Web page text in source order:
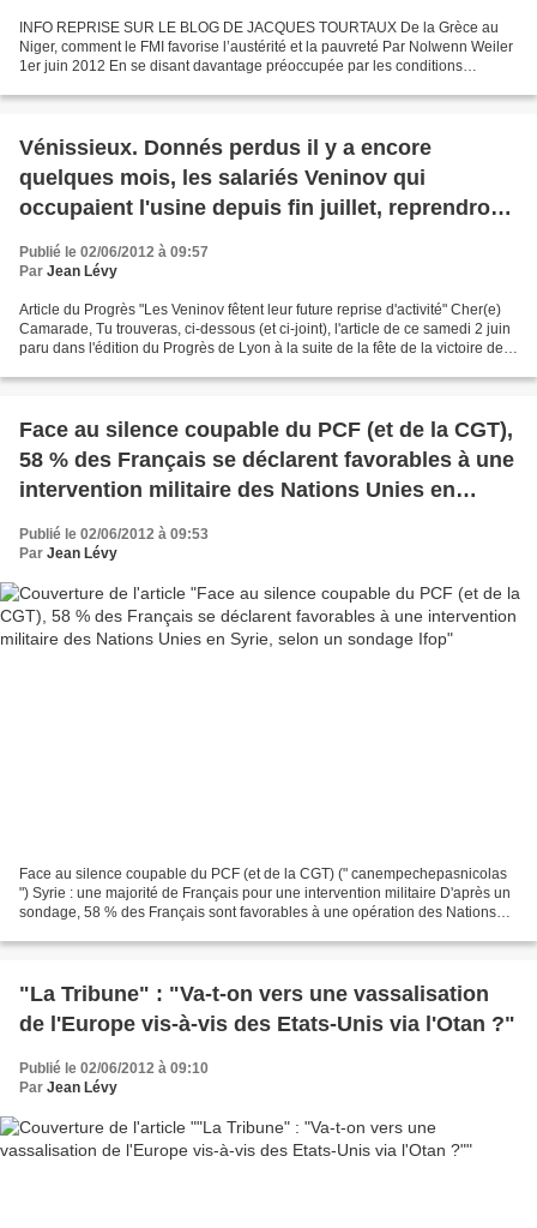
INFO REPRISE SUR LE BLOG DE JACQUES TOURTAUX De la Grèce au
Niger, comment le FMI favorise l’austérité et la pauvreté Par Nolwenn Weiler
1er juin 2012 En se disant davantage préoccupée par les conditions
Vénissieux. Donnés perdus il y a encore
quelques mois, les salariés Veninov qui
occupaient l'usine depuis fin juillet, reprendront
grande fête.
Publié le 02/06/2012 à 09:57
Par Jean Lévy
Article du Progrès "Les Veninov fêtent leur future reprise d'activité" Cher(e)
Camarade, Tu trouveras, ci-dessous (et ci-joint), l'article de ce samedi 2 juin
paru dans l'édition du Progrès de Lyon à la suite de la fête de la victoire des
Face au silence coupable du PCF (et de la CGT),
58 % des Français se déclarent favorables à une
intervention militaire des Nations Unies en
Publié le 02/06/2012 à 09:53
Par Jean Lévy
Face au silence coupable du PCF (et de la CGT) (" canempechepasnicolas
") Syrie : une majorité de Français pour une intervention militaire D'après un
sondage, 58 % des Français sont favorables à une opération des Nations
"La Tribune" : "Va-t-on vers une vassalisation
de l'Europe vis-à-vis des Etats-Unis via l'Otan ?"
Publié le 02/06/2012 à 09:10
Par Jean Lévy